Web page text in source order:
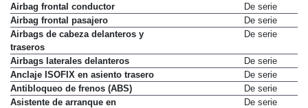
Airbag frontal conductor
De serie
Airbag frontal pasajero
De serie
Airbags de cabeza delanteros y
traseros
De serie
Airbags laterales delanteros
De serie
Anclaje ISOFIX en asiento trasero
De serie
Antibloqueo de frenos (ABS)
De serie
Asistente de arranque en
De serie